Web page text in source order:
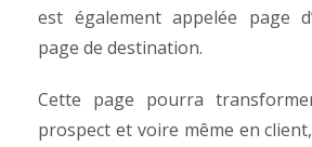
est également appelée page
page de destination.
Cette page pourra
prospect et voire même en